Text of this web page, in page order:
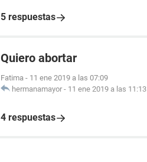
5 respuestas
Quiero abortar
Fatima - 11 ene 2019 a las 07:09
hermanamayor - 11 ene 2019 a las 11:13
4 respuestas